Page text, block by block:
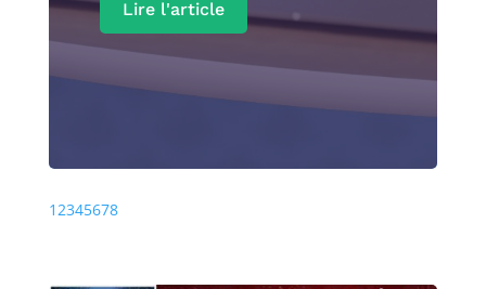
Lire l'article
1 2345678